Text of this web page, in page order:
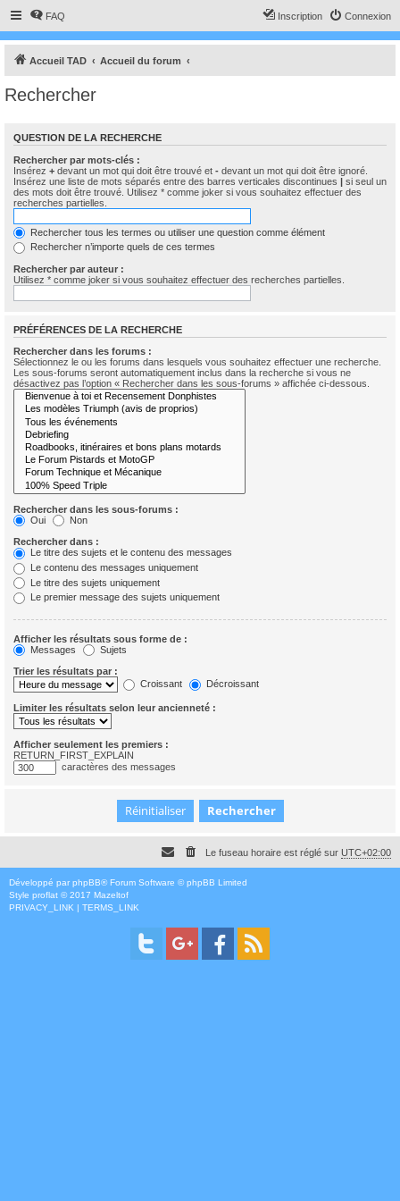
FAQ Connexion
Inscription
Accueil TAD Accueil du forum
Rechercher
QUESTION DE LA RECHERCHE
Rechercher par mots-clés :
Insérez + devant un mot qui doit être trouvé et - devant un mot qui doit être ignoré.
Insérez une liste de mots séparés entre des barres verticales discontinues | si seul un
des mots doit être trouvé. Utilisez * comme joker si vous souhaitez effectuer des
recherches partielles.
Rechercher tous les termes ou utiliser une question comme élément
Rechercher n’importe quels de ces termes
Rechercher par auteur :
Utilisez * comme joker si vous souhaitez effectuer des recherches partielles.
PRÉFÉRENCES DE LA RECHERCHE
Rechercher dans les forums :
Sélectionnez le ou les forums dans lesquels vous souhaitez effectuer une recherche.
Les sous-forums seront automatiquement inclus dans la recherche si vous ne
désactivez pas l’option « Rechercher dans les sous-forums » affichée ci-dessous.
Rechercher dans les sous-forums :
Oui
Non
Rechercher dans :
Le titre des sujets et le contenu des messages
Le contenu des messages uniquement
Le titre des sujets uniquement
Le premier message des sujets uniquement
Afficher les résultats sous forme de :
Messages
Sujets
Trier les résultats par :
Croissant
Décroissant
Limiter les résultats selon leur ancienneté :
Afficher seulement les premiers :
RETURN_FIRST_EXPLAIN
caractères des messages
Le fuseau horaire est réglé sur UTC+02:00
Développé par phpBB® Forum Software © phpBB Limited
Style proflat © 2017 Mazeltof
PRIVACY_LINK
TERMS_LINK